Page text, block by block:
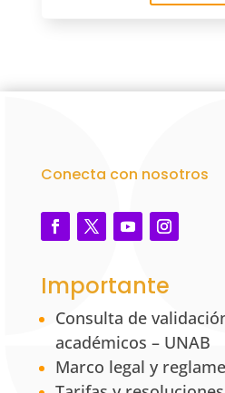
Conecta con nosotros
Importante
Consulta de
académicos – UNAB
Marco legal y